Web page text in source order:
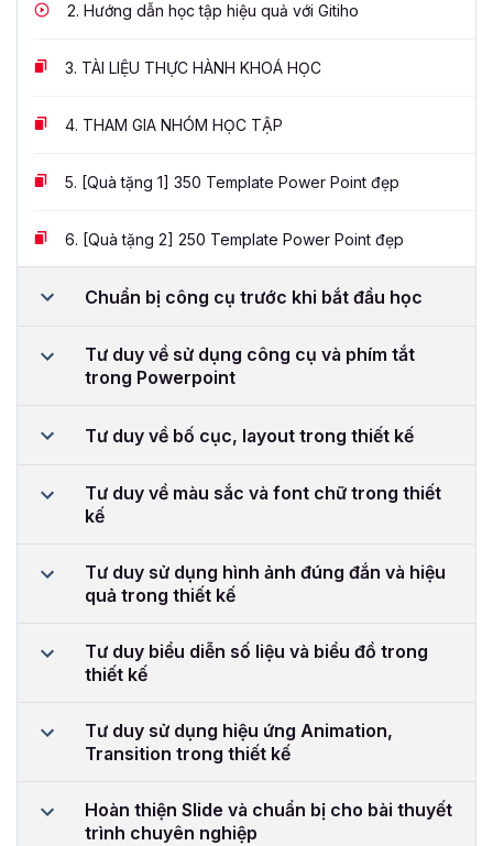
2. Hướng dẫn học tập hiệu quả với Gitiho
3. TÀI LIỆU THỰC HÀNH KHOÁ HỌC
4. THAM GIA NHÓM HỌC TẬP
5. [Quà tặng 1] 350 Template Power Point đẹp
6. [Quà tặng 2] 250 Template Power Point đẹp
Chuẩn bị công cụ trước khi bắt đầu học
Tư duy về sử dụng công cụ và phím tắt
trong Powerpoint
Tư duy về bố cục, layout trong thiết kế
Tư duy về màu sắc và font chữ trong thiết
kế
Tư duy sử dụng hình ảnh đúng đắn và hiệu
quả trong thiết kế
Tư duy biểu diễn số liệu và biểu đồ trong
thiết kế
Tư duy sử dụng hiệu ứng Animation,
Transition trong thiết kế
Hoàn thiện Slide và chuẩn bị cho bài thuyết
trình chuyên nghiệp